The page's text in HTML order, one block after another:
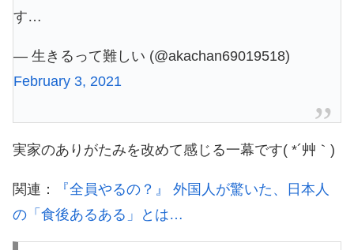
す…
— 生きるって難しい (@akachan69019518)
February 3, 2021
実家のありがたみを改めて感じる一幕です( *´艸｀)
関連：
『全員やるの？』 外国人が驚いた、日本人
の「食後あるある」とは…